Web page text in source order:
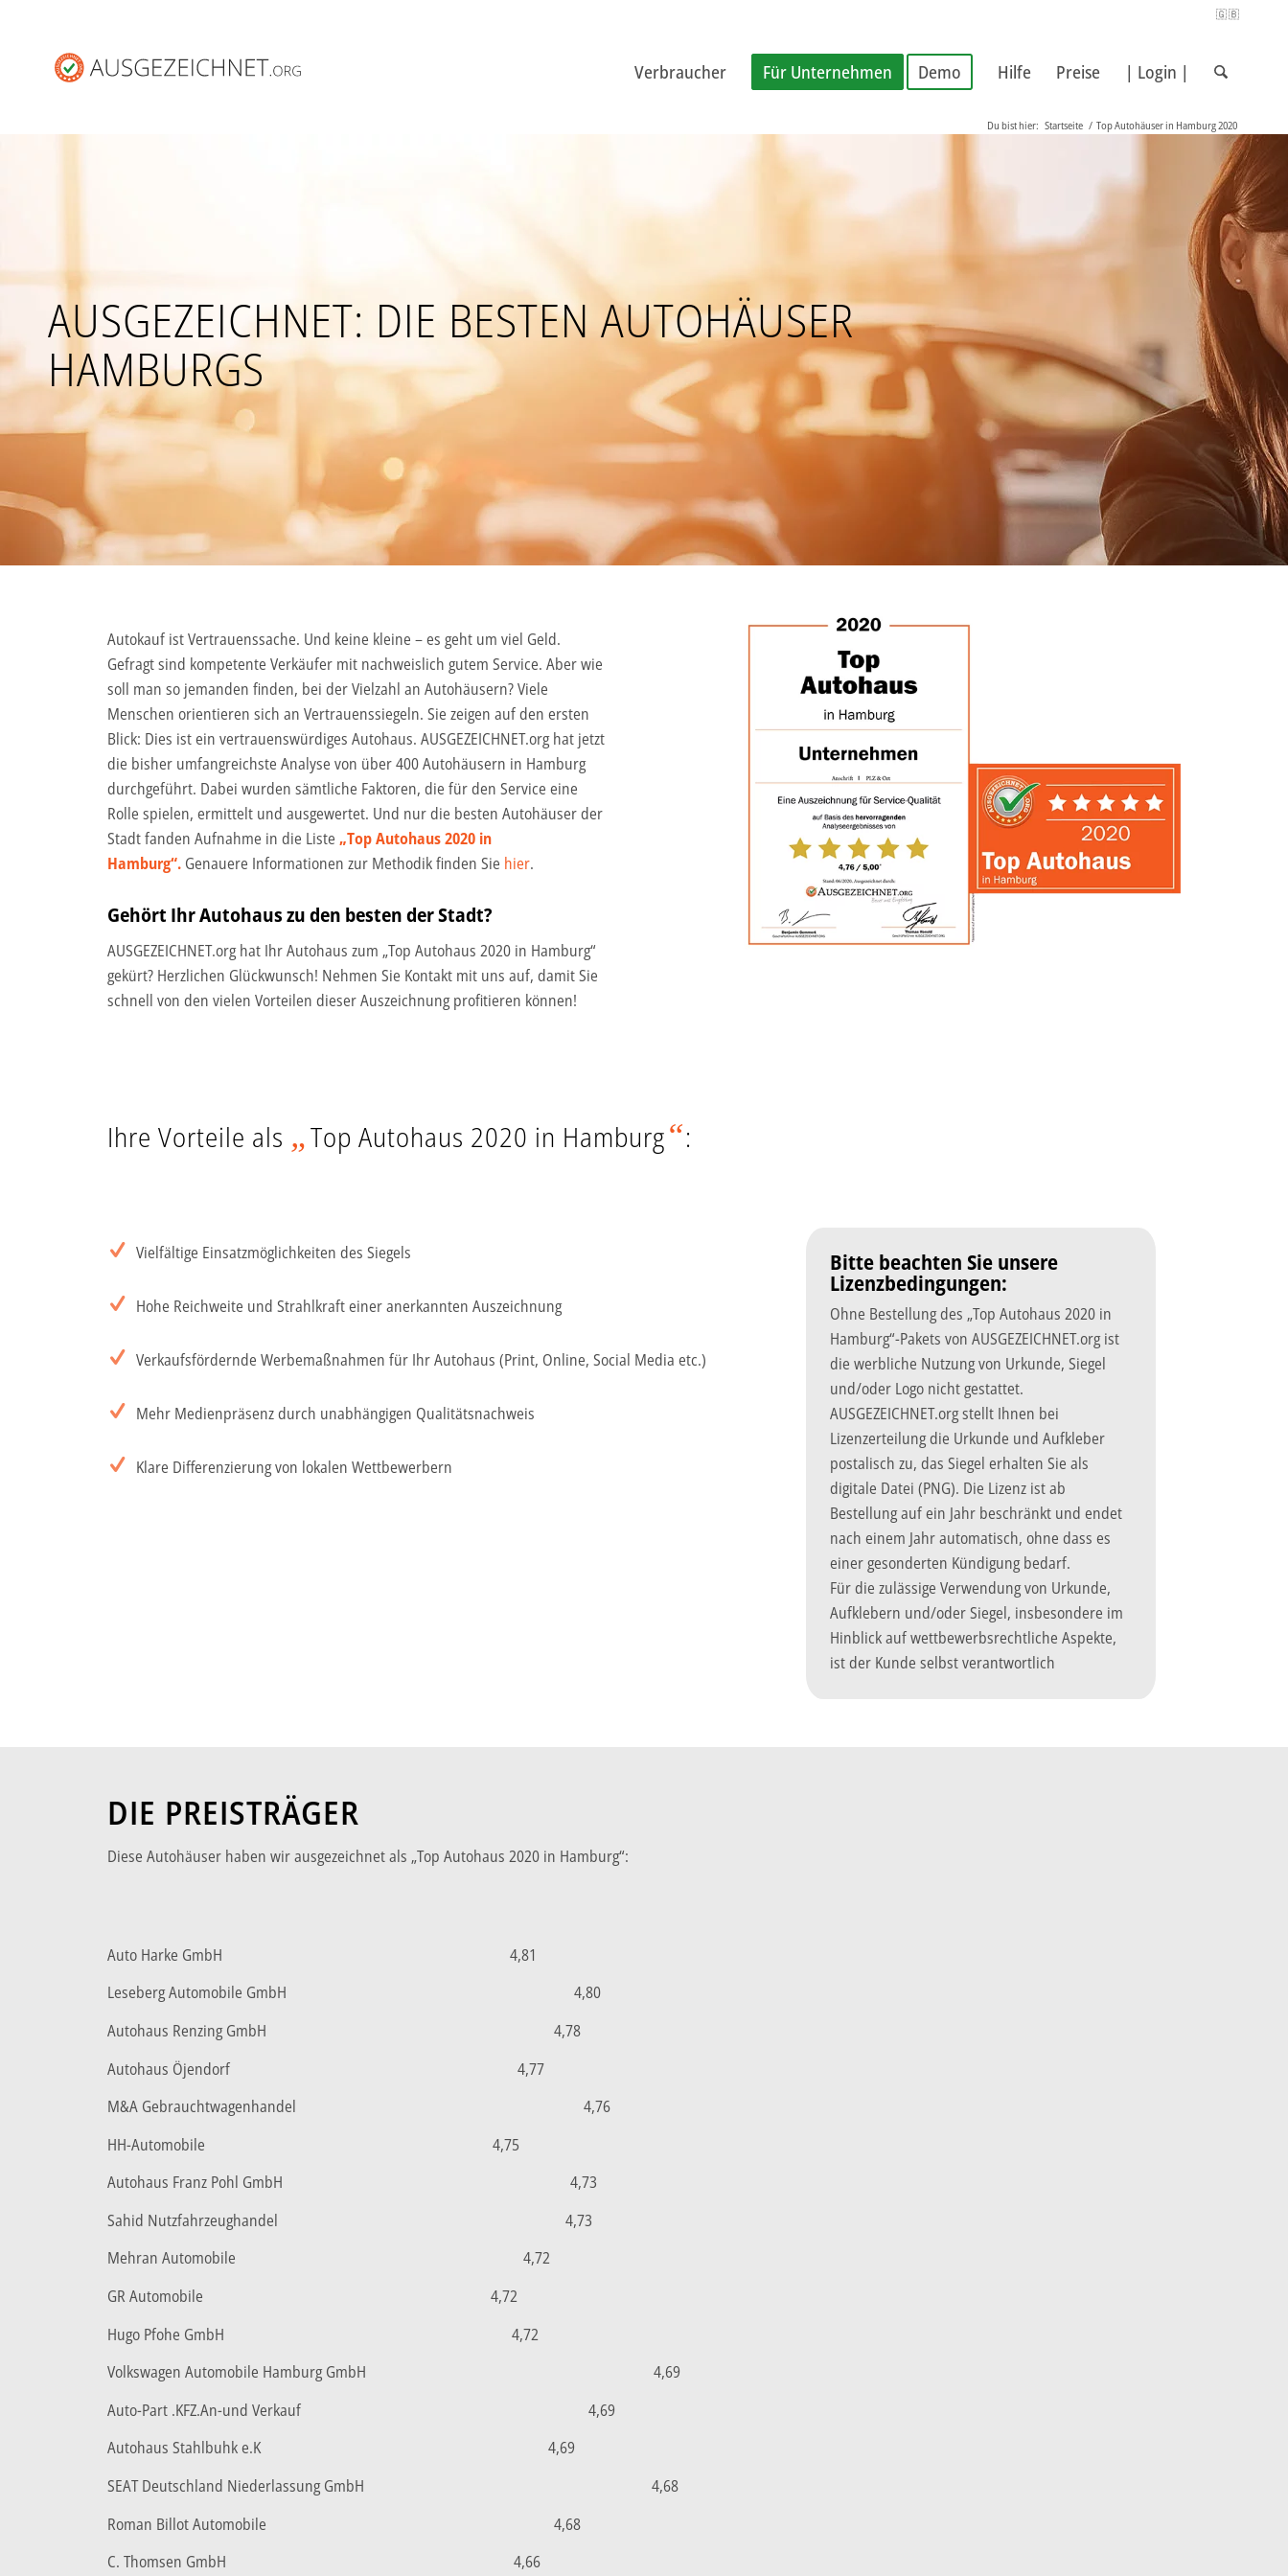
🇬🇧
Verbraucher Für Unternehmen Demo Hilfe Preise | Login |
Du bist hier: Startseite / Top Autohäuser in Hamburg 2020
AUSGEZEICHNET: DIE BESTEN AUTOHÄUSER
HAMBURGS
Autokauf ist Vertrauenssache. Und keine kleine – es geht um viel Geld.
Gefragt sind kompetente Verkäufer mit nachweislich gutem Service. Aber wie
soll man so jemanden finden, bei der Vielzahl an Autohäusern? Viele
Menschen orientieren sich an Vertrauenssiegeln. Sie zeigen auf den ersten
Blick: Dies ist ein vertrauenswürdiges Autohaus. AUSGEZEICHNET.org hat jetzt
die bisher umfangreichste Analyse von über 400 Autohäusern in Hamburg
durchgeführt. Dabei wurden sämtliche Faktoren, die für den Service eine
Rolle spielen, ermittelt und ausgewertet. Und nur die besten Autohäuser der
Stadt fanden Aufnahme in die Liste„Top Autohaus 2020 in
Hamburg“. Genauere Informationen zur Methodik finden Sie hier.
Gehört Ihr Autohaus zu den besten der Stadt?
AUSGEZEICHNET.org hat Ihr Autohaus zum „Top Autohaus 2020 in Hamburg“
gekürt? Herzlichen Glückwunsch! Nehmen Sie Kontakt mit uns auf, damit Sie
schnell von den vielen Vorteilen dieser Auszeichnung profitieren können!
Ihre Vorteile als „Top Autohaus 2020 in Hamburg“:
Vielfältige Einsatzmöglichkeiten des Siegels
Hohe Reichweite und Strahlkraft einer anerkannten Auszeichnung
Verkaufsfördernde Werbemaßnahmen für Ihr Autohaus (Print, Online, Social Media etc.)
Mehr Medienpräsenz durch unabhängigen Qualitätsnachweis
Klare Differenzierung von lokalen Wettbewerbern
Bitte beachten Sie unsere
Lizenzbedingungen:
Ohne Bestellung des „Top Autohaus 2020 in
Hamburg“-Pakets von AUSGEZEICHNET.org ist
die werbliche Nutzung von Urkunde, Siegel
und/oder Logo nicht gestattet.
AUSGEZEICHNET.org stellt Ihnen bei
Lizenzerteilung die Urkunde und Aufkleber
postalisch zu, das Siegel erhalten Sie als
digitale Datei (PNG). Die Lizenz ist ab
Bestellung auf ein Jahr beschränkt und endet
nach einem Jahr automatisch, ohne dass es
einer gesonderten Kündigung bedarf.
Für die zulässige Verwendung von Urkunde,
Aufklebern und/oder Siegel, insbesondere im
Hinblick auf wettbewerbsrechtliche Aspekte,
ist der Kunde selbst verantwortlich
DIE PREISTRÄGER
Diese Autohäuser haben wir ausgezeichnet als „Top Autohaus 2020 in Hamburg“:
Auto Harke GmbH
4,81
Leseberg Automobile GmbH
4,80
Autohaus Renzing GmbH
4,78
Autohaus Öjendorf
4,77
M&A Gebrauchtwagenhandel
4,76
HH-Automobile
4,75
Autohaus Franz Pohl GmbH
4,73
Sahid Nutzfahrzeughandel
4,73
Mehran Automobile
4,72
GR Automobile
4,72
Hugo Pfohe GmbH
4,72
Volkswagen Automobile Hamburg GmbH
4,69
Auto-Part .KFZ.An-und Verkauf
4,69
Autohaus Stahlbuhk e.K
4,69
SEAT Deutschland Niederlassung GmbH
4,68
Roman Billot Automobile
4,68
C. Thomsen GmbH
4,66